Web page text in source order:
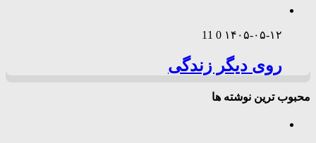
۱۴۰۵-۰۵-۱۲ 0
11
روی دیگر زندگی
محبوب ترین نوشته ها